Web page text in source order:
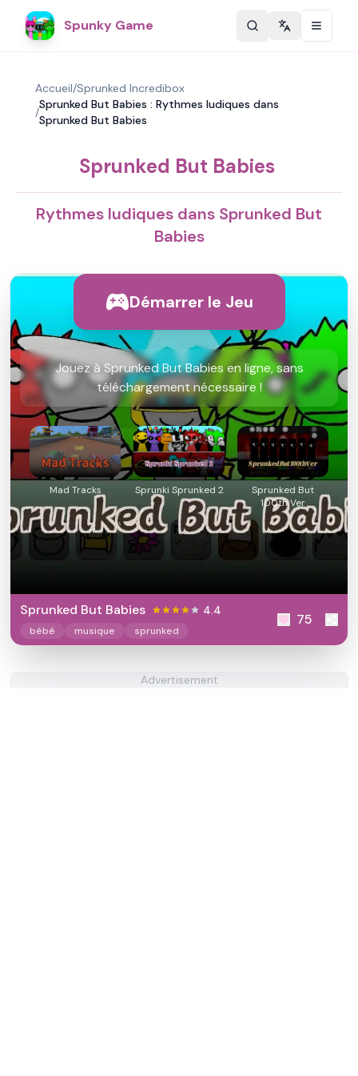
Spunky Game Change
Accueil/Sprunked Incredibox
/
Sprunked But Babies : Rythmes ludiques dans
Sprunked But Babies
Sprunked But Babies
Rythmes ludiques dans Sprunked But
Babies
Démarrer le Jeu
Jouez à Sprunked But Babies en ligne, sans
téléchargement nécessaire !
Mad Tracks Sprunki Sprunked 2
Sprunked But
100th Ver
Sprunked But Babies 4.4
bébé musique sprunked
75
Advertisement